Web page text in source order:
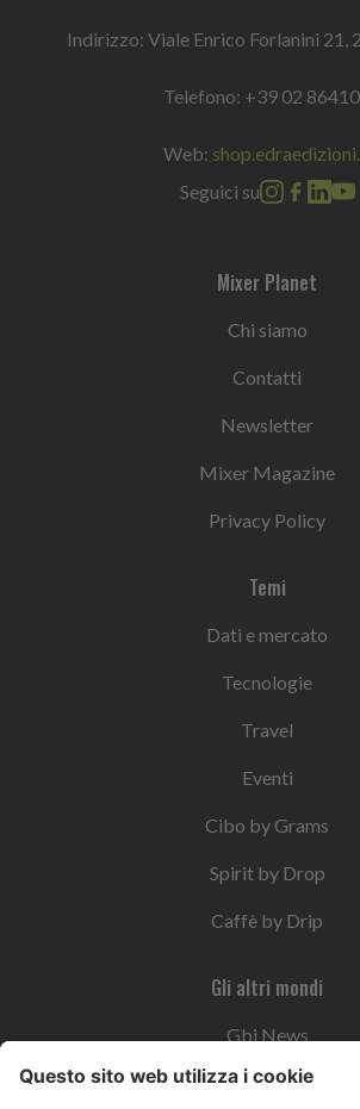
Indirizzo: Viale Enrico Forlanini 21,
Telefono: +39 02
Web:
Seguici su
Mixer Planet
Chi siamo
Contatti
Newsletter
Mixer Magazine
Privacy Policy
Temi
Dati e mercato
Tecnologie
Travel
Eventi
Cibo by Grams
Spirit by Drop
Caffè by Drip
Gli altri mondi
Gbi News
Instoremag